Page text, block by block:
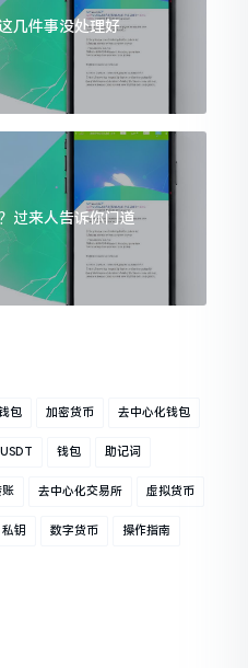
几件事没处理好
过来人告诉你门道
包 加密货币 去中心化钱包
USDT 钱包 助记词
账 去中心化交易所 虚拟货币
私钥 数字货币 操作指南